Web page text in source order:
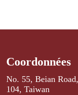
Coordonnées
No. 55, Beian
104, Taiwan